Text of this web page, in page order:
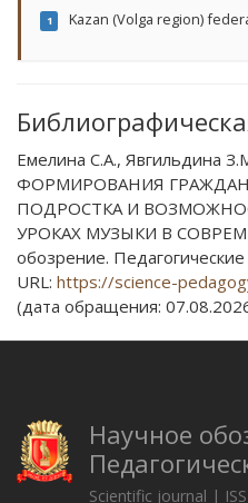
1 Kazan (Volga region)
Емелина С.А.,
ФОРМИРОВАНИЯ
ПОДРОСТКА И
УРОКАХ МУЗЫКИ В
обозрение.
URL: https://science-
(дата обращения:
Научное
Scientific journal |